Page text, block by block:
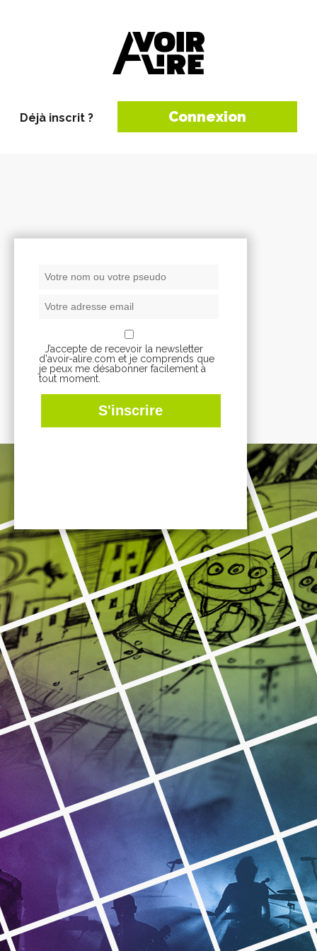
Déjà inscrit ? Connexion
J’accepte de recevoir la newsletter
d'avoir-alire.com et je comprends que
je peux me désabonner facilement à
tout moment.